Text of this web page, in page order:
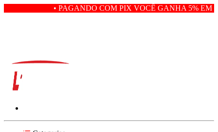
• PAGANDO COM PIX VOCÊ GANHA 5% EM